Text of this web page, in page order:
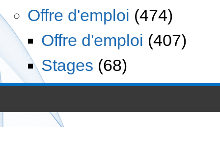
Offre d'emploi (474)
Offre d'emploi (407)
Stages (68)